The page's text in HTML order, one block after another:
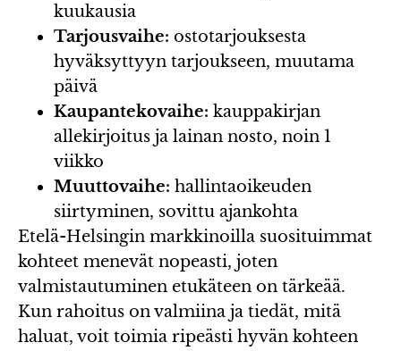
kuukausia
Tarjousvaihe: ostotarjouksesta
hyväksyttyyn tarjoukseen, muutama
päivä
Kaupantekovaihe: kauppakirjan
allekirjoitus ja lainan nosto, noin 1
viikko
Muuttovaihe: hallintaoikeuden
siirtyminen, sovittu ajankohta
Etelä-Helsingin markkinoilla suosituimmat
kohteet menevät nopeasti, joten
valmistautuminen etukäteen on tärkeää.
Kun rahoitus on valmiina ja tiedät, mitä
haluat, voit toimia ripeästi hyvän kohteen